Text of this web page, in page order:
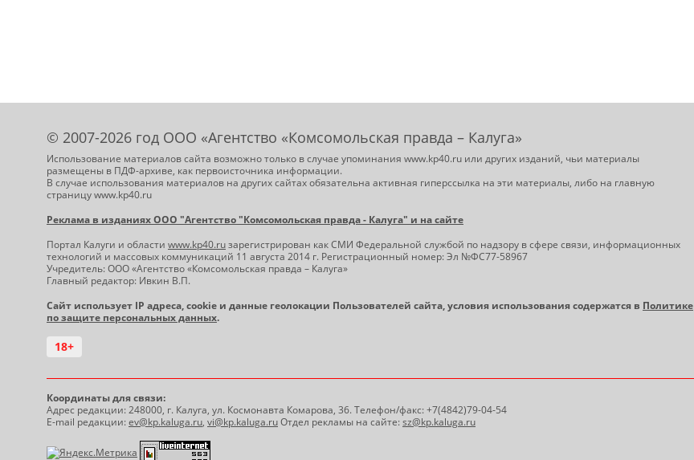
© 2007-2026 год ООО «Агентство «Комсомольская правда – Калуга»
Использование материалов сайта возможно только в случае упоминания www.kp40.ru или других изданий, чьи материалы
размещены в ПДФ-архиве, как первоисточника информации.
В случае использования материалов на других сайтах обязательна активная гиперссылка на эти материалы, либо на главную
страницу www.kp40.ru
Реклама в изданиях ООО "Агентство "Комсомольская правда - Калуга" и на сайте
Портал Калуги и области www.kp40.ruзарегистрирован как СМИ Федеральной службой по надзору в сфере связи, информационных
технологий и массовых коммуникаций 11 августа 2014 г. Регистрационный номер: Эл №ФС77-58967
Учредитель: ООО «Агентство «Комсомольская правда – Калуга»
Главный редактор: Ивкин В.П.
Сайт использует IP адреса, cookie и данные геолокации Пользователей сайта, условия использования содержатся в Политике
по защите персональных данных.
18+
Координаты для связи:
Адрес редакции: 248000, г. Калуга, ул. Космонавта Комарова, 36. Телефон/факс: +7(4842)79-04-54
E-mail редакции:ev@kp.kaluga.ru, vi@kp.kaluga.ruОтдел рекламы на сайте:sz@kp.kaluga.ru